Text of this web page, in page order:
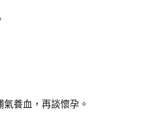
養血，再談懷孕。